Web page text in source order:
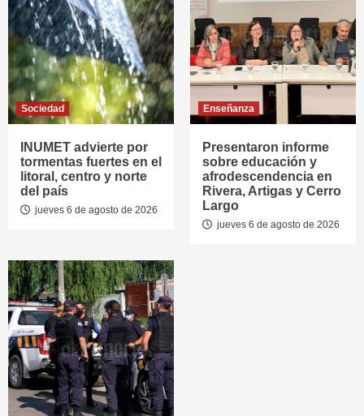
Sociedad
INUMET advierte por
tormentas fuertes en el
litoral, centro y norte
del país
jueves 6 de agosto de 2026
Enseñanza
Presentaron informe
sobre educación y
afrodescendencia en
Rivera, Artigas y Cerro
Largo
jueves 6 de agosto de 2026